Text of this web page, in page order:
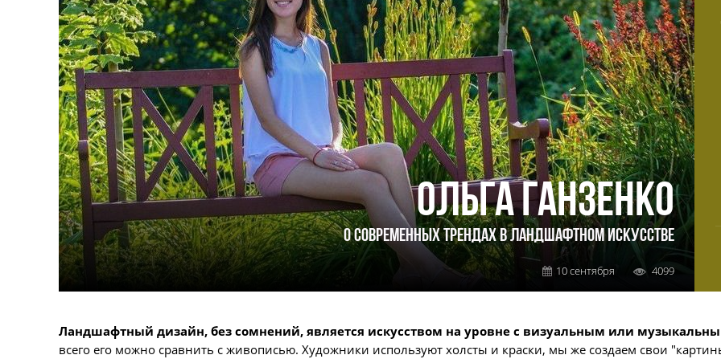
ОЛЬГА ГАНЗЕНКО
О СОВРЕМЕННЫХ ТРЕНДАХ В ЛАНДШАФТНОМ ИСКУССТВЕ
10 сентября 4099
Ландшафтный дизайн, без сомнений, является искусством на уровне с визуальным или
всего его можно сравнить с живописью. Художники используют холсты и краски, мы же создаем свои